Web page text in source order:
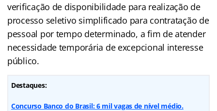
verificação de disponibilidade para realização de
processo seletivo simplificado para contratação de
pessoal por tempo determinado, a fim de atender
necessidade temporária de excepcional interesse
público.
Destaques:
Concurso Banco do Brasil: 6 mil vagas de nível médio.